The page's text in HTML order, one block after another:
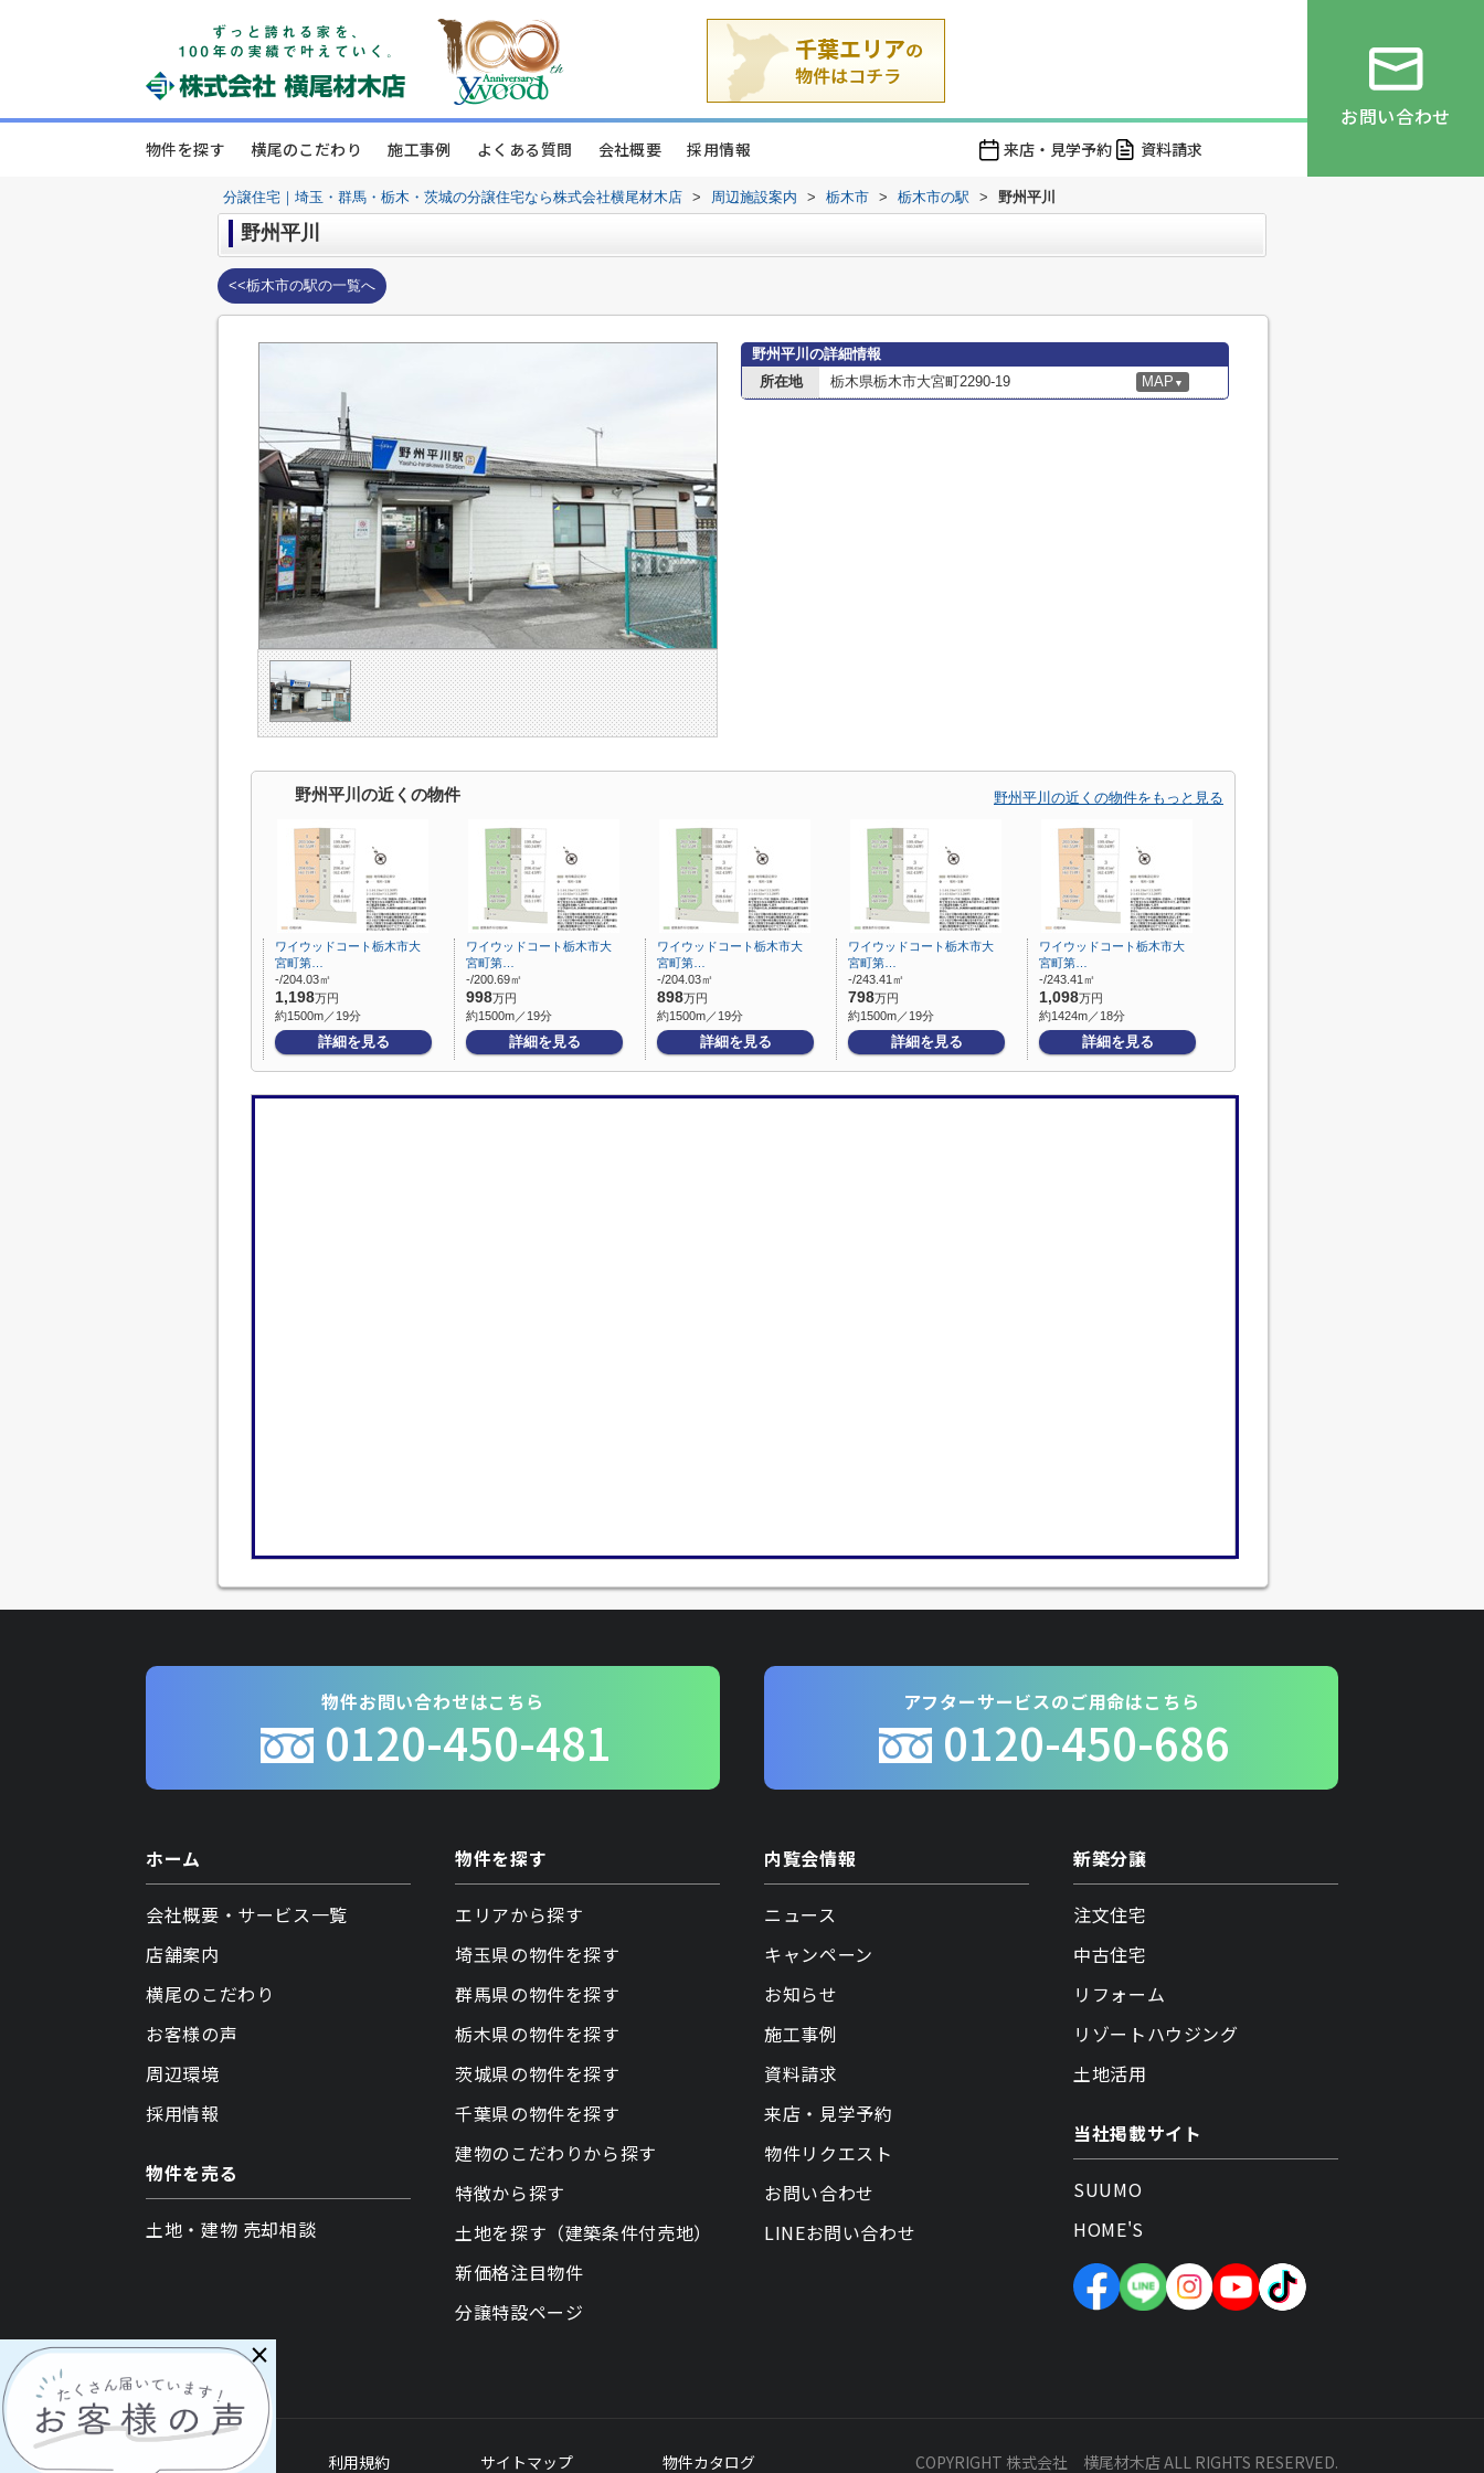
物件を探す 横尾のこだわり 施工事例 よくある質問 会社概要 採用情報 来店・見学予約 資料請求
お問い合わせ
×
分譲住宅｜埼玉・群馬・栃木・茨城の分譲住宅なら株式会社横尾材木店 > 周辺施設案内 > 栃木市 > 栃木市の駅 > 野州平川
野州平川
<<栃木市の駅の一覧へ
野州平川の詳細情報
所在地
栃木県栃木市大宮町2290-19 MAP ▼
野州平川の近くの物件 野州平川の近くの物件をもっと見る
ワイウッドコート栃木市大
宮町第…
-/204.03㎡
1,198万円
約1500m／19分
詳細を見る
ワイウッドコート栃木市大
宮町第…
-/200.69㎡
998万円
約1500m／19分
詳細を見る
ワイウッドコート栃木市大
宮町第…
-/204.03㎡
898万円
約1500m／19分
詳細を見る
ワイウッドコート栃木市大
宮町第…
-/243.41㎡
798万円
約1500m／19分
詳細を見る
ワイウッドコート栃木市大
宮町第…
-/243.41㎡
1,098万円
約1424m／18分
詳細を見る
物件お問い合わせはこちら
0120-450-481
アフターサービスのご用命はこちら
0120-450-686
ホーム
会社概要・サービス一覧
店舗案内
横尾のこだわり
お客様の声
周辺環境
採用情報
物件を売る
土地・建物 売却相談
物件を探す
エリアから探す
埼玉県の物件を探す
群馬県の物件を探す
栃木県の物件を探す
茨城県の物件を探す
千葉県の物件を探す
建物のこだわりから探す
特徴から探す
土地を探す（建築条件付売地）
新価格注目物件
分譲特設ページ
内覧会情報
ニュース
キャンペーン
お知らせ
施工事例
資料請求
来店・見学予約
物件リクエスト
お問い合わせ
LINEお問い合わせ
新築分譲
注文住宅
中古住宅
リフォーム
リゾートハウジング
土地活用
当社掲載サイト
SUUMO
HOME'S
各種ポリシー 利用規約 サイトマップ 物件カタログ COPYRIGHT 株式会社 横尾材木店 ALL RIGHTS RESERVED.